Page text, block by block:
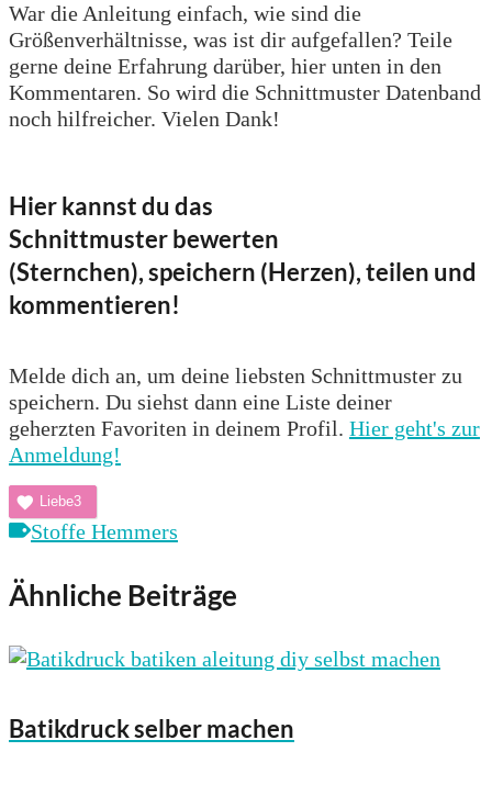
War die Anleitung einfach, wie sind die
Größenverhältnisse, was ist dir aufgefallen? Teile
gerne deine Erfahrung darüber, hier unten in den
Kommentaren. So wird die Schnittmuster Datenband
noch hilfreicher. Vielen Dank!
Hier kannst du das
Schnittmuster bewerten
(Sternchen), speichern (Herzen), teilen und
kommentieren!
Melde dich an, um deine liebsten Schnittmuster zu
speichern. Du siehst dann eine Liste deiner
geherzten Favoriten in deinem Profil. Hier geht's zur
Anmeldung!
Liebe3
Stoffe Hemmers
Ähnliche Beiträge
Batikdruck selber machen